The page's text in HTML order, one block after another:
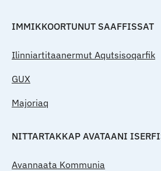
IMMIKKOORTUNUT SAAFFISSAT
Ilinniartitaanermut Aqutsisoqarfik
GUX
Majoriaq
NITTARTAKKAP AVATAANI
Avannaata Kommunia